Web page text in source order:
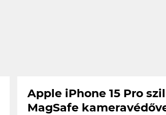
Apple iPhone 15 Pro
MagSafe